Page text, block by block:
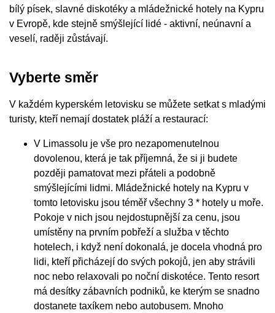
bílý písek, slavné diskotéky a mládežnické hotely na Kypru
v Evropě, kde stejně smýšlející lidé - aktivní, neúnavní a
veselí, raději zůstávají.
Vyberte směr
V každém kyperském letovisku se můžete setkat s mladými
turisty, kteří nemají dostatek pláží a restaurací:
V Limassolu je vše pro nezapomenutelnou
dovolenou, která je tak příjemná, že si ji budete
později pamatovat mezi přáteli a podobně
smýšlejícími lidmi. Mládežnické hotely na Kypru v
tomto letovisku jsou téměř všechny 3 * hotely u moře.
Pokoje v nich jsou nejdostupnější za cenu, jsou
umístěny na prvním pobřeží a služba v těchto
hotelech, i když není dokonalá, je docela vhodná pro
lidi, kteří přicházejí do svých pokojů, jen aby strávili
noc nebo relaxovali po noční diskotéce. Tento resort
má desítky zábavních podniků, ke kterým se snadno
dostanete taxíkem nebo autobusem. Mnoho